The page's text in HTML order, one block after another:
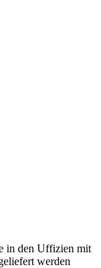
in den Uffizien mit
werden